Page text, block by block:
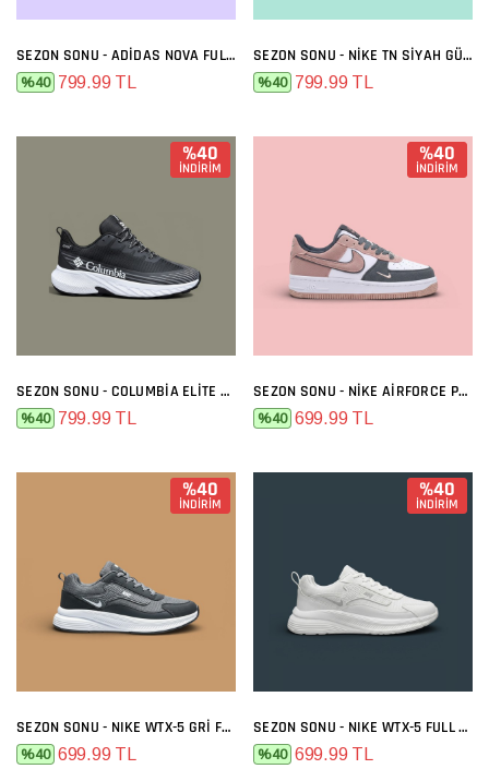
SEZON SONU - ADIDAS NOVA FULL BEYAZ
%40 799.99 TL
SEZON SONU - NIKE TN SIYAH GÜMÜŞ
%40 799.99 TL
%40
İNDİRİM
SEZON SONU - COLUMBIA ELITE SIYAH BEYAZ
%40 799.99 TL
%40
İNDİRİM
SEZON SONU - NIKE AIRFORCE PREMIUM GRI MELO
%40 699.99 TL
%40
İNDİRİM
SEZON SONU - NIKE WTX-5 GRI FÜME
%40 699.99 TL
%40
İNDİRİM
SEZON SONU - NIKE WTX-5 FULL BEYAZ
%40 699.99 TL